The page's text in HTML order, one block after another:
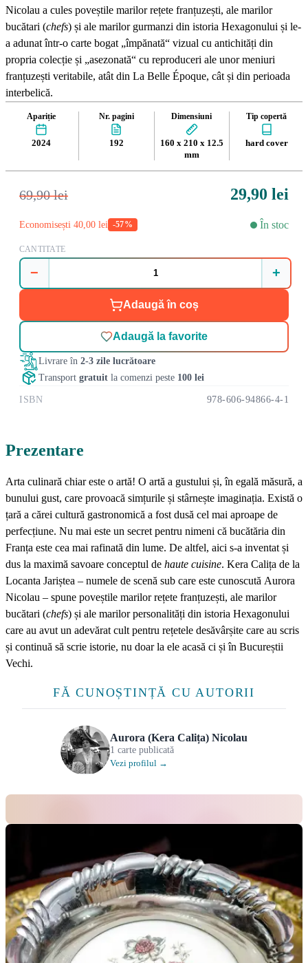
Nicolau a cules poveștile marilor rețete franțuzești, ale marilor
bucătari (chefs) și ale marilor gurmanzi din istoria Hexagonului și le-
a adunat într-o carte bogat „împănată“ vizual cu antichități din
propria colecție și „asezonată“ cu reproduceri ale unor meniuri
franțuzești veritabile, atât din La Belle Époque, cât și din perioada
interbelică.
Apariție
2024
Nr. pagini
192
Dimensiuni
160 x 210 x 12.5
mm
Tip copertă
hard cover
69,90 lei 29,90 lei
Economisești 40,00 lei -57% În stoc
CANTITATE
− +
Adaugă în coș
Adaugă la favorite
Livrare în 2-3 zile lucrătoare
Transport gratuit la comenzi peste 100 lei
ISBN 978-606-94866-4-1
Prezentare
Arta culinară chiar este o artă! O artă a gustului și, în egală măsură, a
bunului gust, care provoacă simțurile și stârnește imaginația. Există o
țară a cărei cultură gastronomică a fost dusă cel mai aproape de
perfecțiune. Nu mai este un secret pentru nimeni că bucătăria din
Franța este cea mai rafinată din lume. De altfel, aici s-a inventat și
dus la maximă savoare conceptul de haute cuisine. Kera Calița de la
Locanta Jariștea – numele de scenă sub care este cunoscută Aurora
Nicolau – spune poveștile marilor rețete franțuzești, ale marilor
bucătari (chefs) și ale marilor personalități din istoria Hexagonului
care au avut un adevărat cult pentru rețetele desăvârșite care au scris
și continuă să scrie istorie, nu doar la ele acasă ci și în Bucureștii
Vechi.
FĂ CUNOȘTINȚĂ CU AUTORII
Aurora (Kera Calița) Nicolau
1 carte publicată
Vezi profilul →
O BIBLIOTECĂ A AROMELOR